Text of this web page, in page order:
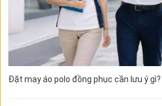
Đặt may áo polo đồng phục cần lưu ý gì?